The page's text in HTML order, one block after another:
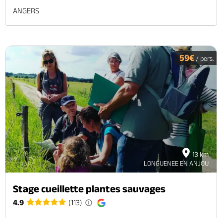
ANGERS
13 km
LONGUENEE EN ANJOU
59€ / pers.
Stage cueillette plantes sauvages
4.9 (113)